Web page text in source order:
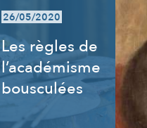
26/05/2020
Les règles de
l’académisme
bousculées